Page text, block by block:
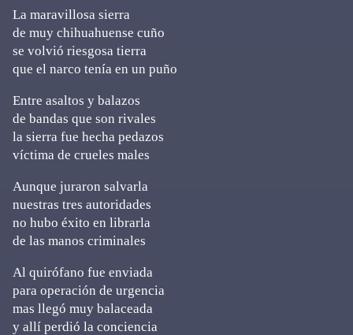
La maravillosa sierra
de muy chihuahuense cuño
se volvió riesgosa tierra
que el narco tenía en un puño
Entre asaltos y balazos
de bandas que son rivales
la sierra fue hecha pedazos
víctima de crueles males
Aunque juraron salvarla
nuestras tres autoridades
no hubo éxito en librarla
de las manos criminales
Al quirófano fue enviada
para operación de urgencia
mas llegó muy balaceada
y allí perdió la conciencia